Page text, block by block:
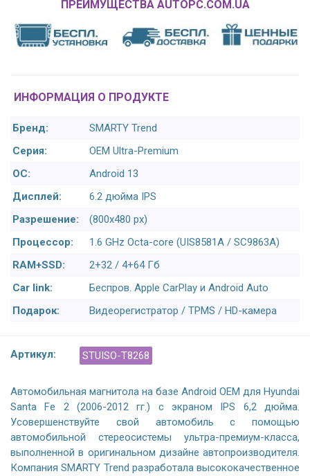
ПРЕИМУЩЕСТВА AUTOPC.COM.UA
ИНФОРМАЦИЯ О ПРОДУКТЕ
Бренд:
SMARTY Trend
Серия:
OEM Ultra-Premium
ОС:
Android 13
Дисплей:
6.2 дюйма IPS
Разрешение:
(800х480 px)
Процессор:
1.6 GHz Octa-core (UIS8581A / SC9863A)
RAM+SSD:
2+32 / 4+64 Гб
Car link:
Беспров. Apple CarPlay и Android Auto
Подарок:
Видеорегистратор / TPMS / HD-камера
Артикул: STUISO-T8268
Автомобильная магнитола на базе Android OEM для Hyundai
Santa Fe 2 (2006-2012 гг.) с экраном IPS 6,2 дюйма.
Усовершенствуйте свой автомобиль с помощью
автомобильной стереосистемы ультра-премиум-класса,
выполненной в оригинальном дизайне автопроизводителя.
Компания SMARTY Trend разработала высококачественное